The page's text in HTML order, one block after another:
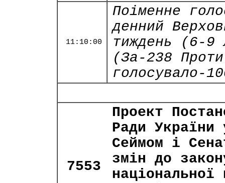
11:10:00
Поіменне
денний
тиждень (6-9
(За-238
голосувало-
7553
Проект
Ради
Сеймом і
змін до